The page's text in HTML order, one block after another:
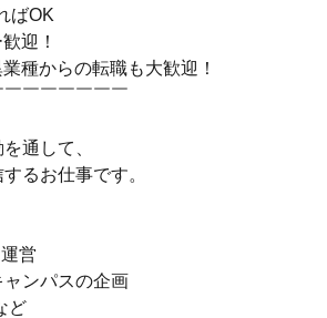
ばOK
迎！
種からの転職も大歓迎！
￣￣￣￣￣￣
通して、
るお仕事です。
営
ャンパスの企画
ど